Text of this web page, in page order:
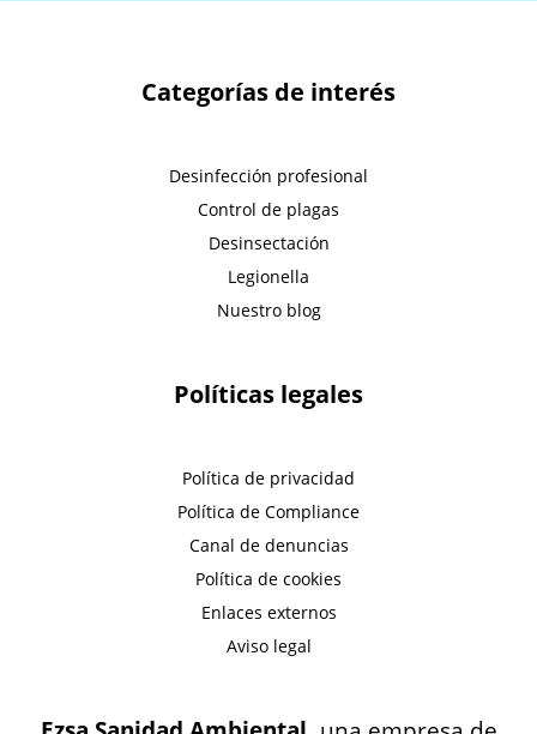
Categorías de interés
Desinfección profesional
Control de plagas
Desinsectación
Legionella
Nuestro blog
Políticas legales
Política de privacidad
Política de Compliance
Canal de denuncias
Política de cookies
Enlaces externos
Aviso legal